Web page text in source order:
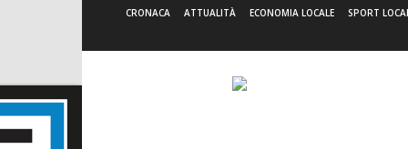
CRONACA ATTUALITÀ ECONOMIA LOCALE SPORT